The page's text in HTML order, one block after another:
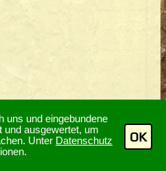
uns und eingebundene
und ausgewertet, um
Unter Datenschutz
OK